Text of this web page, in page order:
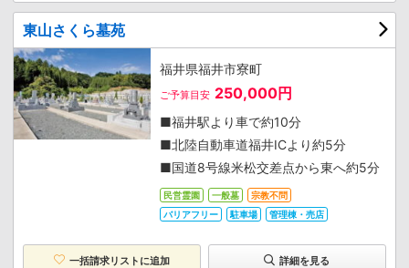
東山さくら墓苑
福井県福井市寮町
ご予算目安 250,000円
■福井駅より車で約10分
■北陸自動車道福井ICより約5分
■国道8号線米松交差点から東へ約5分
民営霊園 一般墓
宗教不問
バリアフリー
駐車場 管理棟・売店
一括請求リストに追加 詳細を見る